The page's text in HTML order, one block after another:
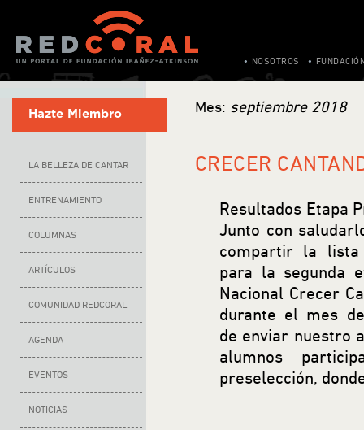
NOSOTROS
Hazte Miembro
LA BELLEZA DE CANTAR
ENTRENAMIENTO
COLUMNAS
ARTÍCULOS
COMUNIDAD REDCORAL
AGENDA
EVENTOS
NOTICIAS
Mes: septiembre 2018
CRECER
Resultados Etapa
Junto con
compartir la lista
para la segunda
Nacional Crecer
durante el mes
de enviar nuestro
alumnos
preselección,